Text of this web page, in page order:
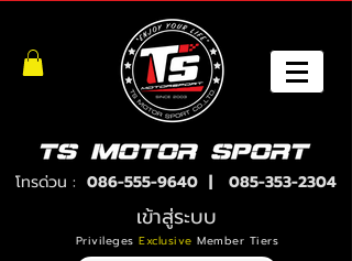
โทรด่วน : 086-555-9640| 085-353-2304
เข้าสู่ระบบ
PrivilegesExclusive Member Tiers